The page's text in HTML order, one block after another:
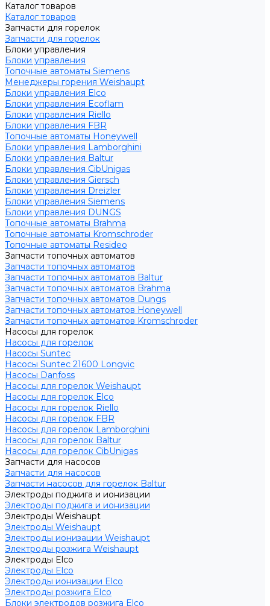
Каталог товаров
Каталог товаров
Запчасти для горелок
Запчасти для горелок
Блоки управления
Блоки управления
Топочные автоматы Siemens
Менеджеры горения Weishaupt
Блоки управления Elco
Блоки управления Ecoflam
Блоки управления Riello
Блоки управления FBR
Топочные автоматы Honeywell
Блоки управления Lamborghini
Блоки управления Baltur
Блоки управления CibUnigas
Блоки управления Giersch
Блоки управления Dreizler
Блоки управления Siemens
Блоки управления DUNGS
Топочные автоматы Brahma
Топочные автоматы Kromschroder
Топочные автоматы Resideo
Запчасти топочных автоматов
Запчасти топочных автоматов
Запчасти топочных автоматов Baltur
Запчасти топочных автоматов Brahma
Запчасти топочных автоматов Dungs
Запчасти топочных автоматов Honeywell
Запчасти топочных автоматов Kromschroder
Насосы для горелок
Насосы для горелок
Насосы Suntec
Насосы Suntec 21600 Longvic
Насосы Danfoss
Насосы для горелок Weishaupt
Насосы для горелок Elco
Насосы для горелок Riello
Насосы для горелок FBR
Насосы для горелок Lamborghini
Насосы для горелок Baltur
Насосы для горелок CibUnigas
Запчасти для насосов
Запчасти для насосов
Запчасти насосов для горелок Baltur
Электроды поджига и ионизации
Электроды поджига и ионизации
Электроды Weishaupt
Электроды Weishaupt
Электроды ионизации Weishaupt
Электроды розжига Weishaupt
Электроды Elco
Электроды Elco
Электроды ионизации Elco
Электроды розжига Elco
Блоки электродов розжига Elco